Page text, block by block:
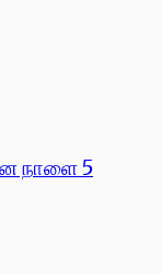
நாளை 5